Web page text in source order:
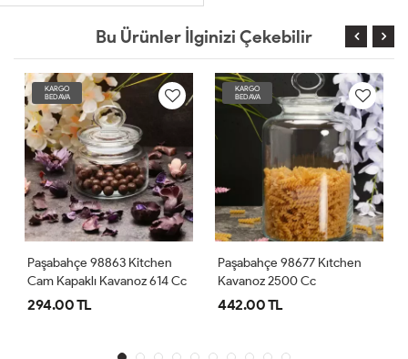
Bu Ürünler İlginizi Çekebilir
KARGO
BEDAVA
Paşabahçe 98863 Kitchen
Cam Kapaklı Kavanoz 614 Cc
294.00 TL
KARGO
BEDAVA
Paşabahçe 98677 Kıtchen
Kavanoz 2500 Cc
442.00 TL